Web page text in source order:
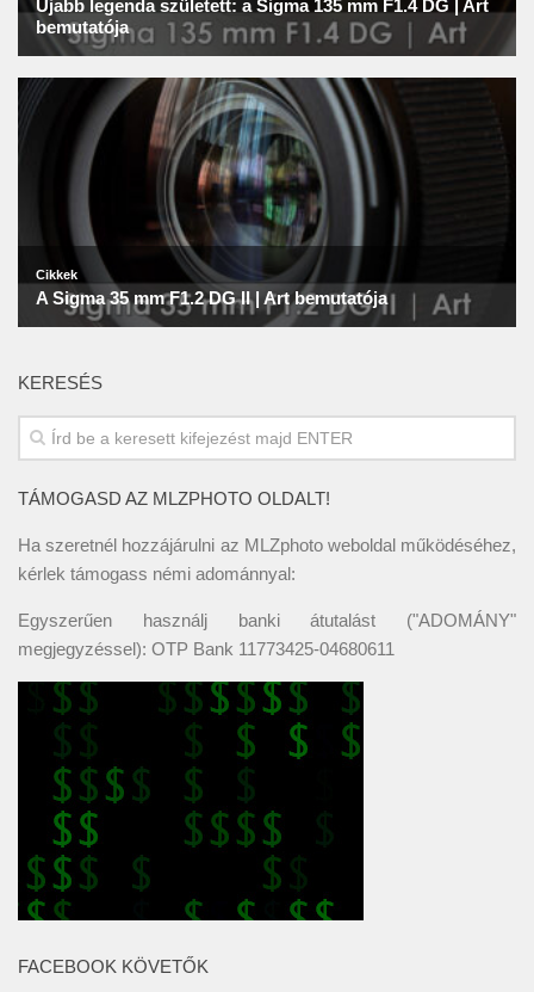
KERESÉS
TÁMOGASD AZ MLZPHOTO OLDALT!
Ha szeretnél hozzájárulni az MLZphoto weboldal működéséhez,
kérlek támogass némi adománnyal:
Egyszerűen használj banki átutalást ("ADOMÁNY"
megjegyzéssel): OTP Bank 11773425-04680611
FACEBOOK KÖVETŐK